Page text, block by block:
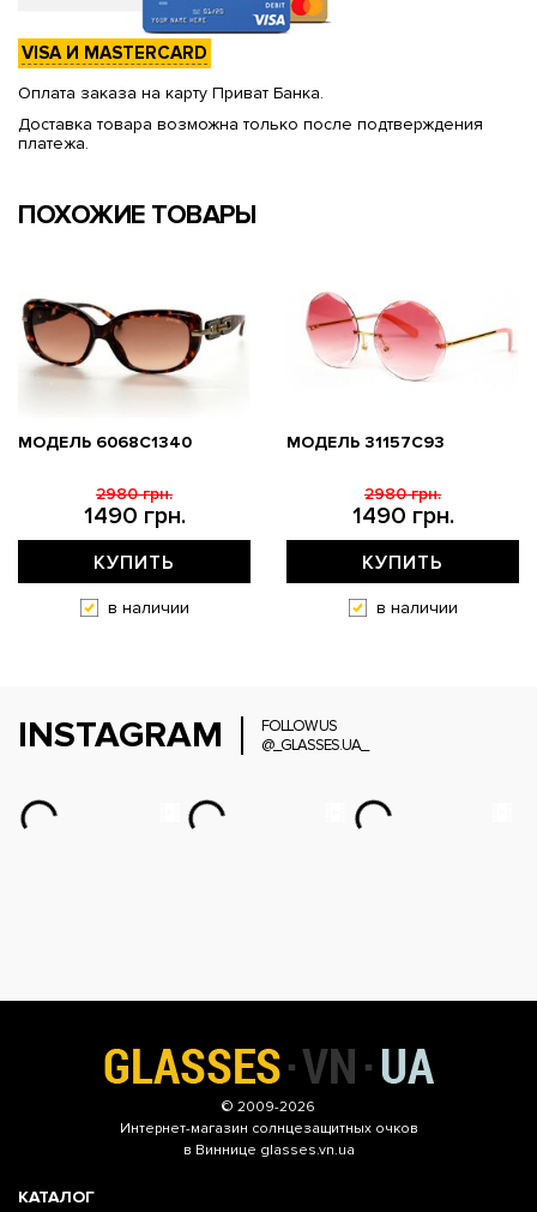
VISA И MASTERCARD
Оплата заказа на карту Приват Банка.
Доставка товара возможна только после подтверждения
платежа.
ПОХОЖИЕ ТОВАРЫ
МОДЕЛЬ 6068C1340
1490 грн.
2980 грн.
КУПИТЬ
в наличии
МОДЕЛЬ 31157С93
1490 грн.
2980 грн.
КУПИТЬ
в наличии
INSTAGRAM
FOLLOW US
@_GLASSES.UA_
© 2009-2026
Интернет-магазин солнцезащитных очков
в Виннице glasses.vn.ua
КАТАЛОГ